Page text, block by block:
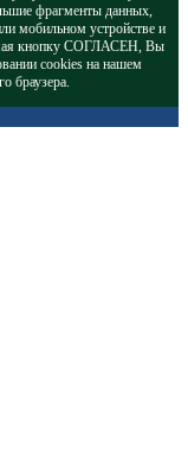
фрагменты данных,
мобильном устройстве и
кнопку СОГЛАСЕН, Вы
cookies на нашем
браузера.